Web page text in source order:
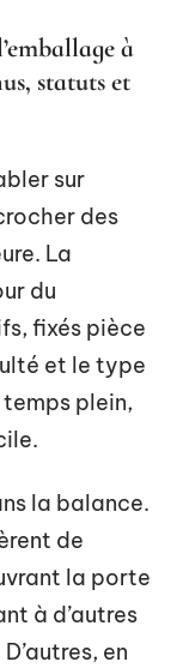
à
statuts et
sur
des
La
du
fixés pièce
et le type
temps plein,
la balance.
de
la porte
à d’autres
en